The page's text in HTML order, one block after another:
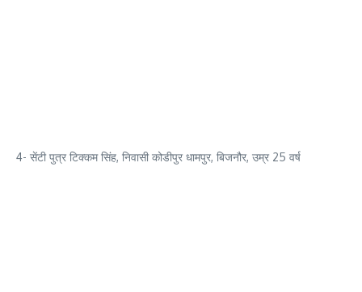
4- सेंटी पुत्र टिक्कम सिंह, निवासी कोडीपुर धामपुर, बिजनौर, उम्र 25 वर्ष